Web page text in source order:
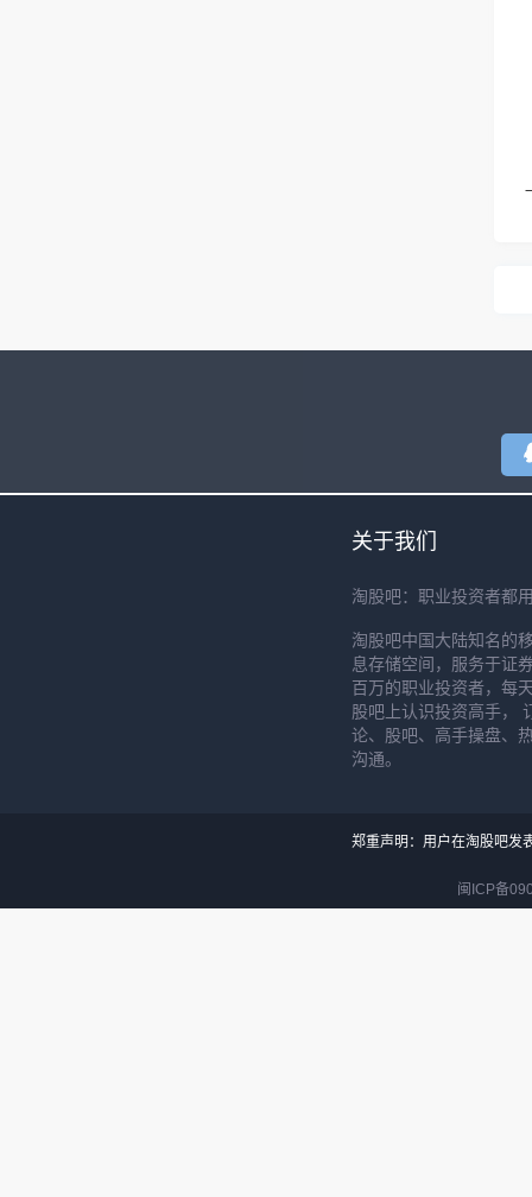
关于我们
淘股吧：职业投资者都
淘股吧中国大陆知名的
息存储空间，服务于证
百万的职业投资者，每
股吧上认识投资高手，
论、股吧、高手操盘、
沟通。
郑重声明：用户在淘股吧发
闽ICP备